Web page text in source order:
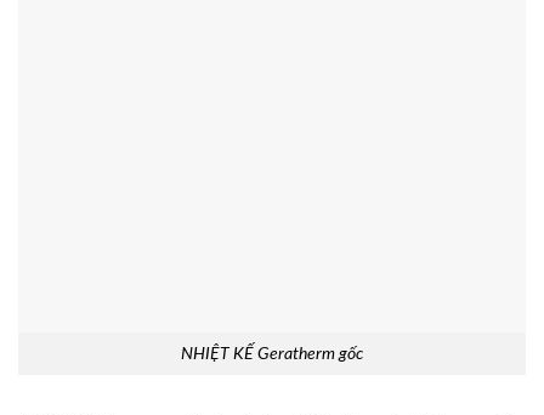
NHIỆT KẾ Geratherm gốc